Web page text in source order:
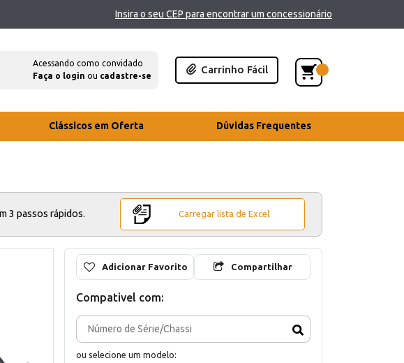
Insira o seu CEP para encontrar um concessionário
Acessando como convidado
Faça o login ou cadastre-se
Carrinho Fácil
Clássicos em Oferta Dúvidas Frequentes
3 passos rápidos. Carregar lista de Excel
Adicionar Favorito Compartilhar
Compativel com:
ou selecione um modelo: